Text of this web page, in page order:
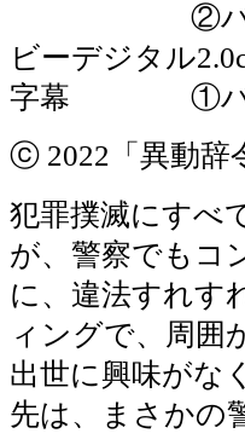
②バリアフ
ビーデジタル
字幕 ①バリ
ⓒ 2022「異動辞
犯罪撲滅にすべ
が、警察でもコ
に、違法すれす
ィングで、周囲
出世に興味がな
先は、まさかの